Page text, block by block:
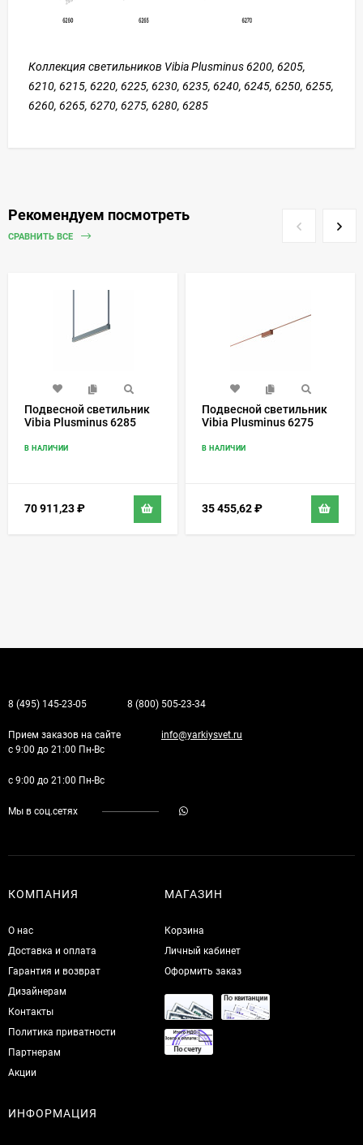
Коллекция светильников Vibia Plusminus 6200, 6205,
6210, 6215, 6220, 6225, 6230, 6235, 6240, 6245, 6250, 6255,
6260, 6265, 6270, 6275, 6280, 6285
Рекомендуем посмотреть
СРАВНИТЬ ВСЕ
Подвесной светильник
Vibia Plusminus 6285
В НАЛИЧИИ
70 911,23₽
Подвесной светильник
Vibia Plusminus 6275
В НАЛИЧИИ
35 455,62₽
8 (495) 145-23-05 8 (800) 505-23-34
Прием заказов на сайте
с 9:00 до 21:00 Пн-Вс
info@yarkiysvet.ru
с 9:00 до 21:00 Пн-Вс
Мы в соц.сетях
КОМПАНИЯ
О нас
Доставка и оплата
Гарантия и возврат
Дизайнерам
Контакты
Политика приватности
Партнерам
Акции
МАГАЗИН
Корзина
Личный кабинет
Оформить заказ
ИНФОРМАЦИЯ